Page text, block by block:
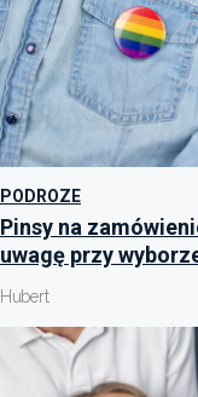
PODROZE
Pinsy na
uwagę przy
Hubert